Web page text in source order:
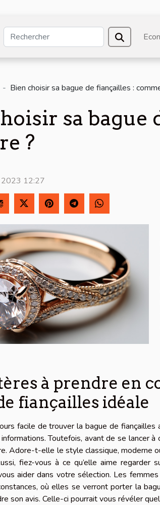
Bien choisir sa bague de fiançailles :
sa bague
?
2023 12:27
à prendre en
fiançailles idéale
facile de trouver la bague de
Toutefois, avant de se lancer
Adore-t-elle le style classique, moderne
fiez-vous à ce qu’elle aime regarder
aider dans votre sélection. Les
où elles se verront porter la
son avis. Celle-ci pourrait vous révéler